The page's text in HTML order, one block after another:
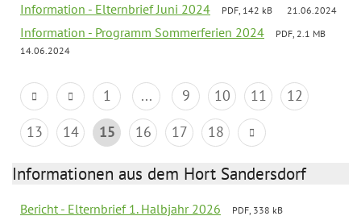
Information - Elternbrief Juni 2024 PDF, 142 kB 21.06.2024
Information - Programm Sommerferien 2024
PDF, 2.1 MB
14.06.2024
1 ... 9 10 11
12
13
14 15 16 17 18
Informationen aus dem Hort Sandersdorf
Bericht - Elternbrief 1. Halbjahr 2026
PDF, 338 kB